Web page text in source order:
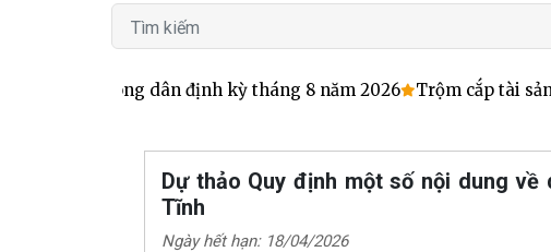
xã tiếp công dân định kỳ tháng 8 năm 2026 Trộm cắp tài sản
Dự thảo Quy định một số nội dung
Tĩnh
Ngày hết hạn: 18/04/2026